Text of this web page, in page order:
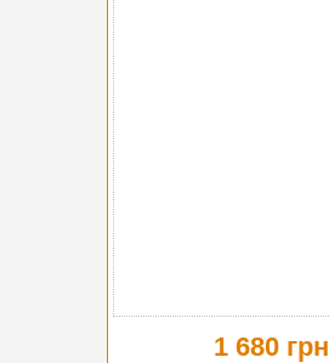
1 680 грн